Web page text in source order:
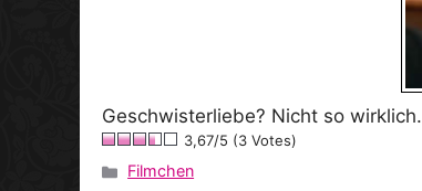
Geschwisterliebe? Nicht so wirklich.
3,67/5 (3 Votes)
Kategorien
Filmchen